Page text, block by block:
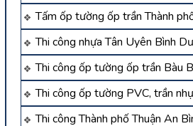
Tấm ốp tường ốp trần Thành
Thi công nhựa Tân Uyên Bình
Thi công ốp tường ốp trần Bàu
Thi công ốp tường PVC, trần
Thi công Thành phố Thuận An